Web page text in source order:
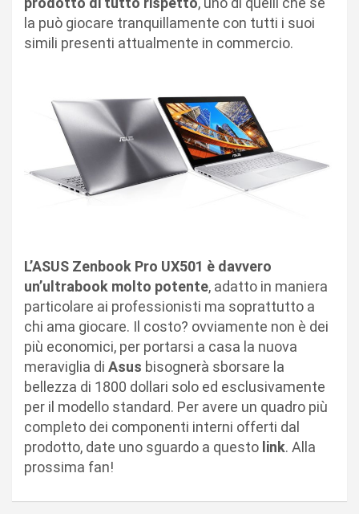
la può giocare tranquillamente con tutti i suoi
simili presenti attualmente in commercio.
L’ASUS Zenbook Pro UX501 è davvero
un’ultrabook molto potente, adatto in maniera
particolare ai professionisti ma soprattutto a
chi ama giocare. Il costo? ovviamente non è dei
più economici, per portarsi a casa la nuova
meraviglia di Asus bisognerà sborsare la
bellezza di 1800 dollari solo ed esclusivamente
per il modello standard. Per avere un quadro più
completo dei componenti interni offerti dal
prodotto, date uno sguardo a questo link. Alla
prossima fan!